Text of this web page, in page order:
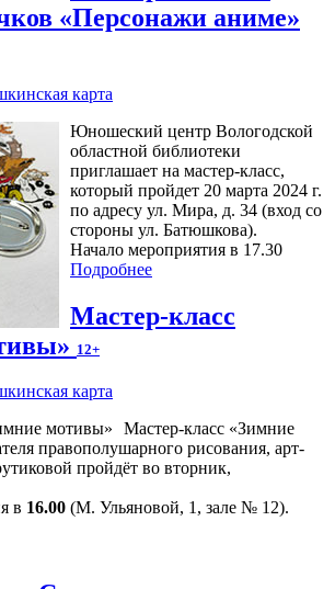
«Персонажи аниме»
карта
Юношеский центр Вологодской
областной библиотеки
приглашает на мастер-класс,
который пройдет 20 марта 2024 г.
по адресу ул. Мира, д. 34 (вход со
стороны ул. Батюшкова).
Начало мероприятия в 17.30
Подробнее
Мастер-класс
12+
карта
Мастер-класс «Зимние
правополушарного рисования, арт-
пройдёт во вторник,
в 16.00 (М. Ульяновой, 1, зале № 12).